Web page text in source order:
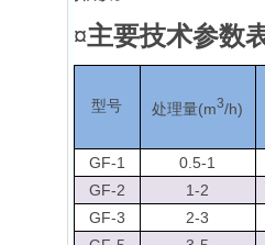
¤主要技术参数
型号 处理量(m3/h)
GF-1
0.5-1
GF-2
1-2
GF-3
2-3